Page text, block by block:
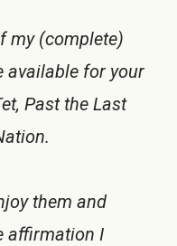
my (complete)
available for your
Past the Last
them and
affirmation I